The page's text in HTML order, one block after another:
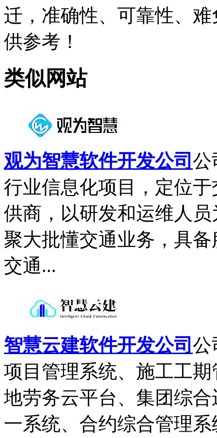
迁，准确性、可靠性、
供参考！
类似网站
观为智慧软件开发公司 公
行业信息化项目，定位
供商，以研发和运维人
聚大批懂交通业务，具
交通...
智慧云建软件开发公司 公
项目管理系统、施工工
地劳务云平台、集团综
一系统、合约综合管理